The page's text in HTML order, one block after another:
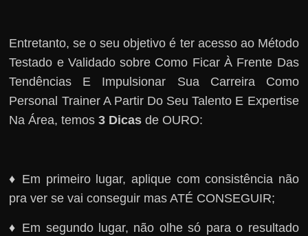
Entretanto, se o seu objetivo é ter acesso ao Método
Testado e Validado sobre Como Ficar À Frente Das
Tendências E Impulsionar Sua Carreira Como
Personal Trainer A Partir Do Seu Talento E Expertise
Na Área, temos3 Dicas de OURO:
♦ Em primeiro lugar, aplique com consistência não
pra ver se vai conseguir mas ATÉ CONSEGUIR;
♦ Em segundo lugar, não olhe só para o resultado